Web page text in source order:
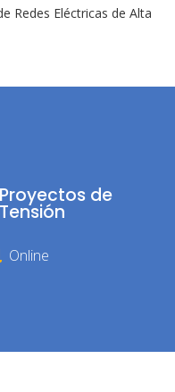
Redes Eléctricas de Alta
de
Online